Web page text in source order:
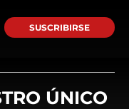
SUSCRIBIRSE
ÚNICO